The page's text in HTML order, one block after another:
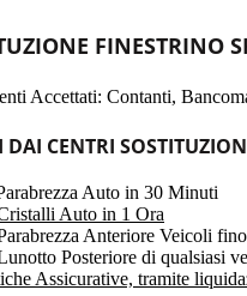
FINESTRINO
Accettati: Contanti,
DAI CENTRI
Auto in 30 Minuti
Auto in 1 Ora
Anteriore Veicoli
Posteriore di qualsiasi
Assicurative, tramite